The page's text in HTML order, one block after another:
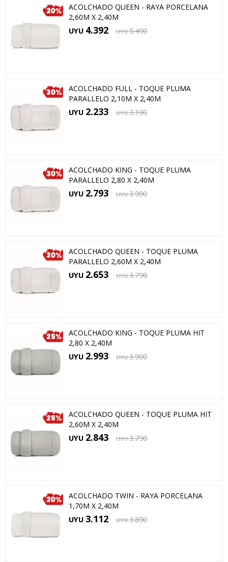
ACOLCHADO QUEEN - RAYA PORCELANA
2,60M X 2,40M
UYU 4.392 UYU 5.490
ACOLCHADO FULL - TOQUE PLUMA
PARALLELO 2,10M X 2,40M
UYU 2.233 UYU 3.190
ACOLCHADO KING - TOQUE PLUMA
PARALLELO 2,80 X 2,40M
UYU 2.793 UYU 3.990
ACOLCHADO QUEEN - TOQUE PLUMA
PARALLELO 2,60M X 2,40M
UYU 2.653 UYU 3.790
ACOLCHADO KING - TOQUE PLUMA HIT
2,80 X 2,40M
UYU 2.993 UYU 3.990
ACOLCHADO QUEEN - TOQUE PLUMA HIT
2,60M X 2,40M
UYU 2.843 UYU 3.790
ACOLCHADO TWIN - RAYA PORCELANA
1,70M X 2,40M
UYU 3.112 UYU 3.890